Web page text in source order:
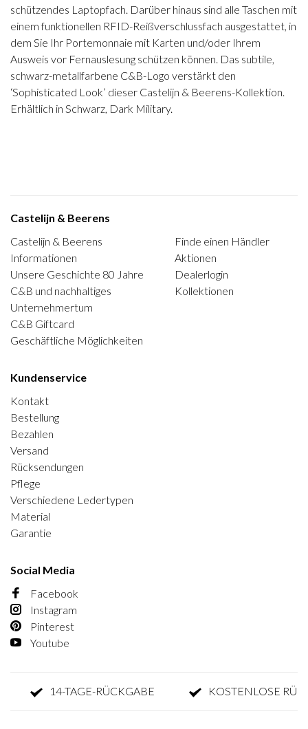
schützendes Laptopfach. Darüber hinaus sind alle Taschen mit
einem funktionellen RFID-Reißverschlussfach ausgestattet, in
dem Sie Ihr Portemonnaie mit Karten und/oder Ihrem
Ausweis vor Fernauslesung schützen können. Das subtile,
schwarz-metallfarbene C&B-Logo verstärkt den
‘Sophisticated Look’ dieser Castelijn & Beerens-Kollektion.
Erhältlich in Schwarz, Dark Military.
Castelijn & Beerens
Castelijn & Beerens
Informationen
Unsere Geschichte 80 Jahre
C&B und nachhaltiges
Unternehmertum
C&B Giftcard
Geschäftliche Möglichkeiten
Finde einen Händler
Aktionen
Dealerlogin
Kollektionen
Kundenservice
Kontakt
Bestellung
Bezahlen
Versand
Rücksendungen
Pflege
Verschiedene Ledertypen
Material
Garantie
Social Media
Facebook
Instagram
Pinterest
Youtube
14-TAGE-RÜCKGABE KOSTENLOSE